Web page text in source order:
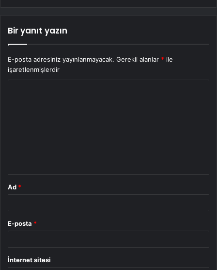
Bir yanıt yazın
E-posta adresiniz yayınlanmayacak. Gerekli alanlar * ile
işaretlenmişlerdir
Ad *
E-posta *
İnternet sitesi